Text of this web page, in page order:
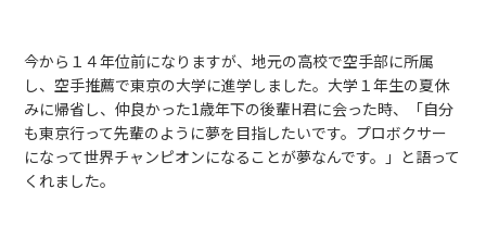
今から１４年位前になりますが、地元の高校で空手部に所属
し、空手推薦で東京の大学に進学しました。大学１年生の夏休
みに帰省し、仲良かった1歳年下の後輩H君に会った時、「自分
も東京行って先輩のように夢を目指したいです。プロボクサー
になって世界チャンピオンになることが夢なんです。」と語って
くれました。